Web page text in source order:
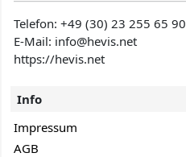
Telefon:+49 (30) 23 255 65 90
E-Mail: info@hevis.net
https://hevis.net
Info
Impressum
AGB